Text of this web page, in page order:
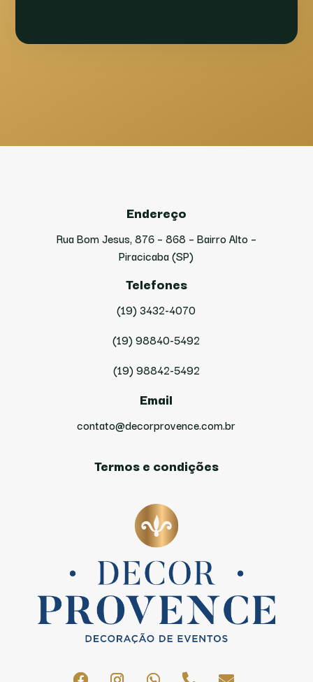
Endereço
Rua Bom Jesus, 876 – 868 – Bairro Alto –
Piracicaba (SP)
Telefones
(19) 3432-4070
(19) 98840-5492
(19) 98842-5492
Email
contato@decorprovence.com.br
Termos e condições